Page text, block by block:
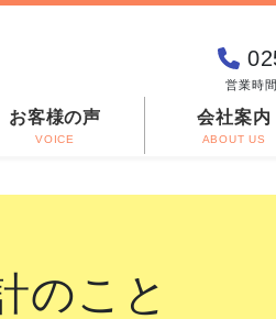
営業時
お客様の声
VOICE
会社案内
ABOUT US
のこと